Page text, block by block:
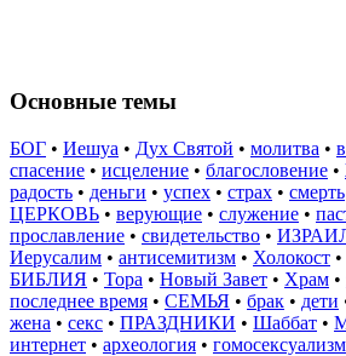
Основные темы
БОГ • Иешуа • Дух Святой • молитва •
спасение • исцеление • благословение •
радость • деньги • успех • страх • смерть
ЦЕРКОВЬ • верующие • служение •
прославление • свидетельство •
Иерусалим • антисемитизм • Холокост •
БИБЛИЯ • Тора • Новый Завет • Храм •
последнее время • СЕМЬЯ • брак • дети
жена • секс • ПРАЗДНИКИ • Шаббат •
интернет • археология • гомосексуализм